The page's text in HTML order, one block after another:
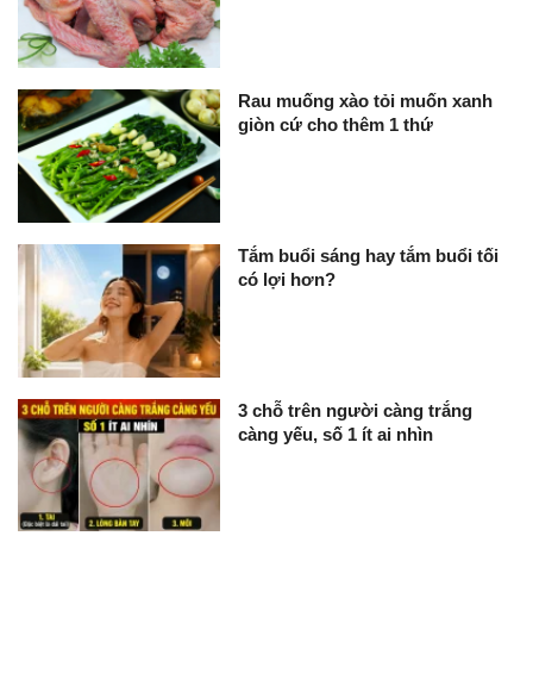
Rau muống xào tỏi muốn xanh
giòn cứ cho thêm 1 thứ
Tắm buổi sáng hay tắm buổi tối
có lợi hơn?
3 chỗ trên người càng trắng
càng yếu, số 1 ít ai nhìn